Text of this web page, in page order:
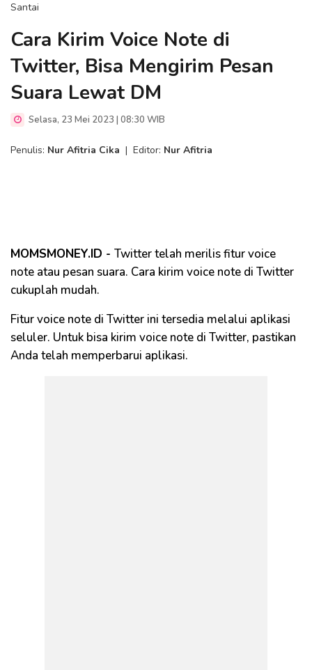
Santai
Cara Kirim Voice Note di
Twitter, Bisa Mengirim Pesan
Suara Lewat DM
Selasa, 23 Mei 2023 | 08:30 WIB
Penulis: Nur Afitria Cika | Editor: Nur Afitria
MOMSMONEY.ID - Twitter telah merilis fitur voice
note atau pesan suara. Cara kirim voice note di Twitter
cukuplah mudah.
Fitur voice note di Twitter ini tersedia melalui aplikasi
seluler. Untuk bisa kirim voice note di Twitter, pastikan
Anda telah memperbarui aplikasi.